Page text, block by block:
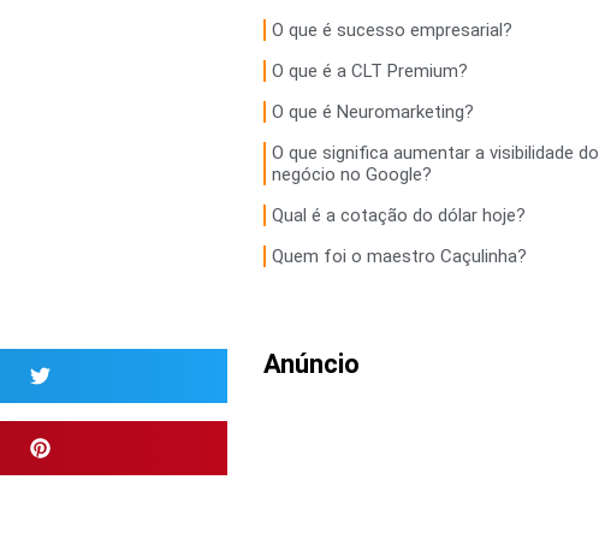
O que é sucesso empresarial?
O que é a CLT Premium?
O que é Neuromarketing?
O que significa aumentar a visibilidade do
negócio no Google?
Qual é a cotação do dólar hoje?
Quem foi o maestro Caçulinha?
Anúncio